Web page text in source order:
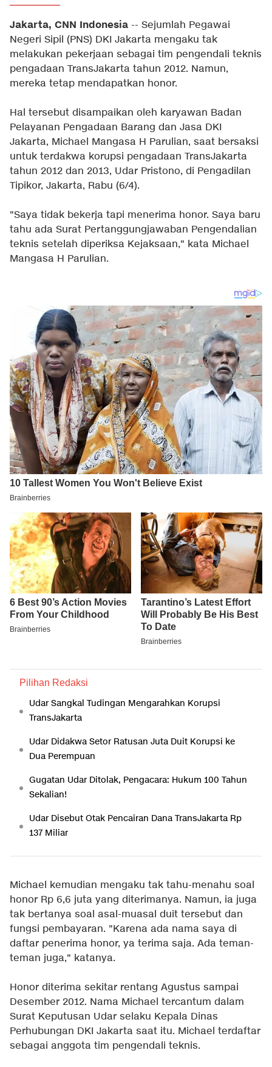
Jakarta, CNN Indonesia -- Sejumlah Pegawai
Negeri Sipil (PNS) DKI Jakarta mengaku tak
melakukan pekerjaan sebagai tim pengendali teknis
pengadaan TransJakarta tahun 2012. Namun,
mereka tetap mendapatkan honor.
Hal tersebut disampaikan oleh karyawan Badan
Pelayanan Pengadaan Barang dan Jasa DKI
Jakarta, Michael Mangasa H Parulian, saat bersaksi
untuk terdakwa korupsi pengadaan TransJakarta
tahun 2012 dan 2013, Udar Pristono, di Pengadilan
Tipikor, Jakarta, Rabu (6/4).
"Saya tidak bekerja tapi menerima honor. Saya baru
tahu ada Surat Pertanggungjawaban Pengendalian
teknis setelah diperiksa Kejaksaan," kata Michael
Mangasa H Parulian.
Pilihan Redaksi
Udar Sangkal Tudingan Mengarahkan Korupsi
TransJakarta
Udar Didakwa Setor Ratusan Juta Duit Korupsi ke
Dua Perempuan
Gugatan Udar Ditolak, Pengacara: Hukum 100 Tahun
Sekalian!
Udar Disebut Otak Pencairan Dana TransJakarta Rp
137 Miliar
Michael kemudian mengaku tak tahu-menahu soal
honor Rp 6,6 juta yang diterimanya. Namun, ia juga
tak bertanya soal asal-muasal duit tersebut dan
fungsi pembayaran. "Karena ada nama saya di
daftar penerima honor, ya terima saja. Ada teman-
teman juga," katanya.
Honor diterima sekitar rentang Agustus sampai
Desember 2012. Nama Michael tercantum dalam
Surat Keputusan Udar selaku Kepala Dinas
Perhubungan DKI Jakarta saat itu. Michael terdaftar
sebagai anggota tim pengendali teknis.